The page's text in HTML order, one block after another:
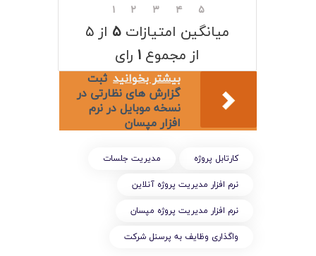
۱ ۲ ۳ ۴ ۵
میانگین امتیازات ۵ از ۵
از مجموع ۱ رای
بیشتر بخوانید ثبت
گزارش های نظارتی در
نسخه موبایل در نرم
افزار مپسان
کارتابل پروژه
مدیریت جلسات
نرم افزار مدیریت پروژه آنلاین
نرم افزار مدیریت پروژه مپسان
واگذاری وظایف به پرسنل شرکت